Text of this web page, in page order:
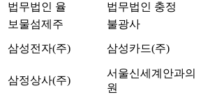
법무법인 율
법무법인 충정
보물섬제주
불광사
삼성전자(주) 삼성카드(주)
삼정상사(주)
서울신세계안과의
원